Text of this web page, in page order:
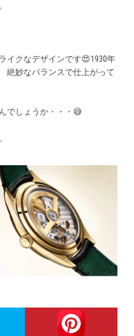
イクなデザインです😍1930年
絶妙なバランスで仕上がって
でしょうか・・・😅